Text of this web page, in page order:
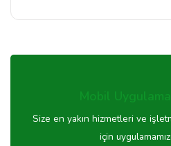
Mobil
Size en yakın hizmetleri ve
için